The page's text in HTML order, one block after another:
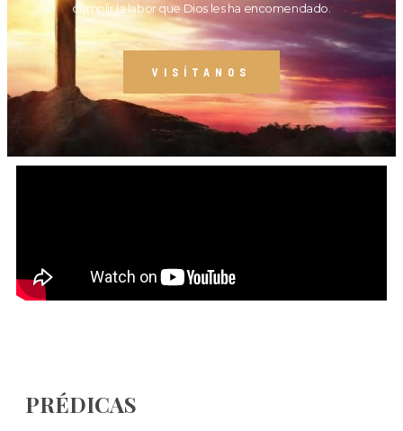
cumplir la labor que Dios les ha encomendado.
VISÍTANOS
PRÉDICAS